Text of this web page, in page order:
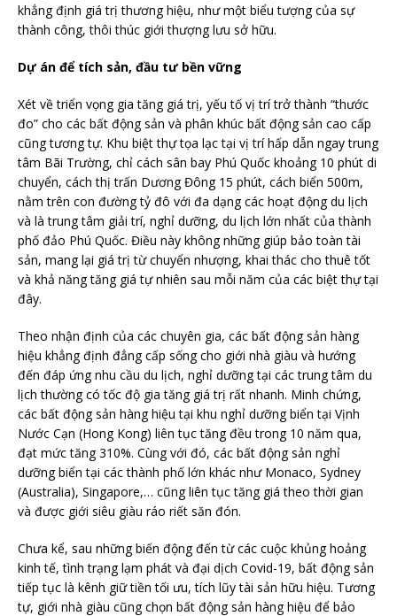
khẳng định giá trị thương hiệu, như một biểu tượng của sự
thành công, thôi thúc giới thượng lưu sở hữu.
Dự án để tích sản, đầu tư bền vững
Xét về triển vọng gia tăng giá trị, yếu tố vị trí trở thành “thước
đo” cho các bất động sản và phân khúc bất động sản cao cấp
cũng tương tự. Khu biệt thự tọa lạc tại vị trí hấp dẫn ngay trung
tâm Bãi Trường, chỉ cách sân bay Phú Quốc khoảng 10 phút di
chuyển, cách thị trấn Dương Đông 15 phút, cách biển 500m,
nằm trên con đường tỷ đô với đa dạng các hoạt động du lịch
và là trung tâm giải trí, nghỉ dưỡng, du lịch lớn nhất của thành
phố đảo Phú Quốc. Điều này không những giúp bảo toàn tài
sản, mang lại giá trị từ chuyển nhượng, khai thác cho thuê tốt
và khả năng tăng giá tự nhiên sau mỗi năm của các biệt thự tại
đây.
Theo nhận định của các chuyên gia, các bất động sản hàng
hiệu khẳng định đẳng cấp sống cho giới nhà giàu và hướng
đến đáp ứng nhu cầu du lịch, nghỉ dưỡng tại các trung tâm du
lịch thường có tốc độ gia tăng giá trị rất nhanh. Minh chứng,
các bất động sản hàng hiệu tại khu nghỉ dưỡng biển tại Vịnh
Nước Cạn (Hong Kong) liên tục tăng đều trong 10 năm qua,
đạt mức tăng 310%. Cùng với đó, các bất động sản nghỉ
dưỡng biển tại các thành phố lớn khác như Monaco, Sydney
(Australia), Singapore,… cũng liên tục tăng giá theo thời gian
và được giới siêu giàu ráo riết săn đón.
Chưa kể, sau những biến động đến từ các cuộc khủng hoảng
kinh tế, tình trạng lạm phát và đại dịch Covid-19, bất động sản
tiếp tục là kênh giữ tiền tối ưu, tích lũy tài sản hữu hiệu. Tương
tự, giới nhà giàu cũng chọn bất động sản hàng hiệu để bảo